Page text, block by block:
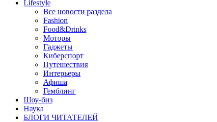
Lifestyle
Все новости раздела
Fashion
Food&Drinks
Моторы
Гаджеты
Киберспорт
Путешествия
Интерьеры
Афиша
Гемблинг
Шоу-биз
Наука
БЛОГИ ЧИТАТЕЛЕЙ